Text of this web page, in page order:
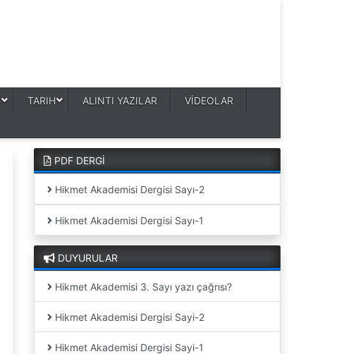
TARIH ALINTI YAZILAR VİDEOLAR
PDF DERGİ
Hikmet Akademisi Dergisi Sayı-2
Hikmet Akademisi Dergisi Sayı-1
DUYURULAR
Hikmet Akademisi 3. Sayı yazı çağrısı?
Hikmet Akademisi Dergisi Sayi-2
Hikmet Akademisi Dergisi Sayi-1